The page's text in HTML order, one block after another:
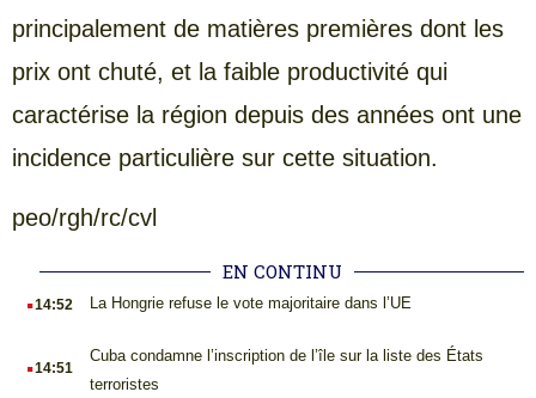
principalement de matières premières dont les
prix ont chuté, et la faible productivité qui
caractérise la région depuis des années ont une
incidence particulière sur cette situation.
peo/rgh/rc/cvl
EN CONTINU
.14:52 La Hongrie refuse le vote majoritaire dans l’UE
.14:51
Cuba condamne l’inscription de l’île sur la liste des États
terroristes